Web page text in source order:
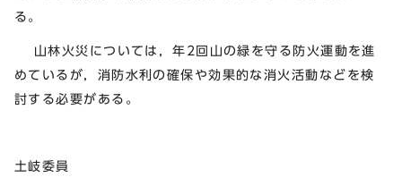
る。
山林火災については，年2回山の緑を守る防火運動を進
めているが，消防水利の確保や効果的な消火活動などを検
討する必要がある。
土岐委員